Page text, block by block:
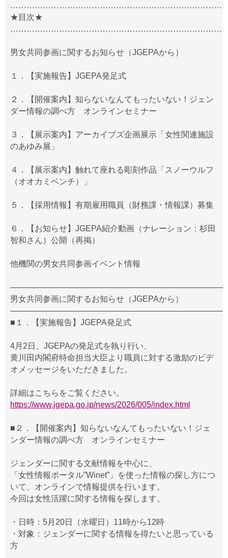
★目次★
男女共同参画に関するお知らせ（JGEPAから）
１．【実施報告】JGEPA発足式
２．【開催案内】知らないなんてもったいない！ジェン
ダー情報の調べ方 オンラインセミナー
３．【展示案内】アーカイブズ企画展示「女性関連施設
のあゆみ展」
４．【展示案内】触れて座れる彫刻作品「スノーウルフ
（オオカミベンチ）」
５．【採用情報】有期雇用職員（財務課・情報課）募集
６．【お知らせ】JGEPA紹介動画（ナレーション：杉田
智和さん）公開（再掲）
他機関の男女共同参画イベント情報
男女共同参画に関するお知らせ（JGEPAから）
■１．【実施報告】JGEPA発足式
4月2日、JGEPAの発足式を執り行い、
黄川田内閣府特命担当大臣より職員に対する激励のビデ
オメッセージをいただきました。
詳細はこちらをご覧ください。
https://www.jgepa.go.jp/news/2026/005/index.html
■２．【開催案内】知らないなんてもったいない！ジェ
ンダー情報の調べ方 オンラインセミナー
ジェンダーに関する文献情報を中心に、
「女性情報ポータル”Winet”」を使った情報の探し方につ
いて、オンラインで情報提供を行います。
今回は女性活躍に関する情報を探します。
・日時：5月20日（水曜日）11時から12時
・対象：ジェンダーに関する情報を得たいと思っている
方